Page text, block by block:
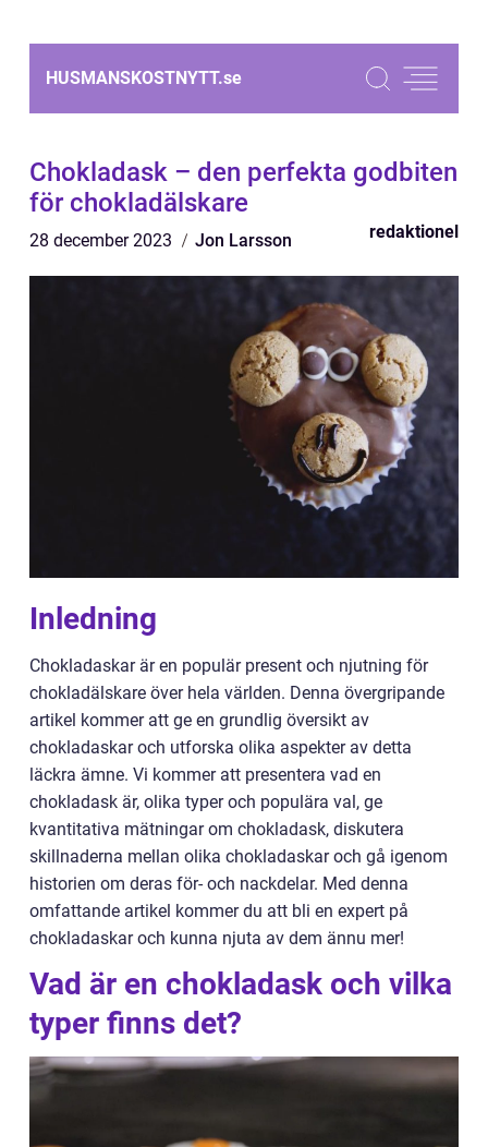
HUSMANSKOSTNYTT.se
Chokladask – den perfekta godbiten
för chokladälskare
28 december 2023 Jon Larsson redaktionel
Inledning
Chokladaskar är en populär present och njutning för
chokladälskare över hela världen. Denna övergripande
artikel kommer att ge en grundlig översikt av
chokladaskar och utforska olika aspekter av detta
läckra ämne. Vi kommer att presentera vad en
chokladask är, olika typer och populära val, ge
kvantitativa mätningar om chokladask, diskutera
skillnaderna mellan olika chokladaskar och gå igenom
historien om deras för- och nackdelar. Med denna
omfattande artikel kommer du att bli en expert på
chokladaskar och kunna njuta av dem ännu mer!
Vad är en chokladask och vilka
typer finns det?